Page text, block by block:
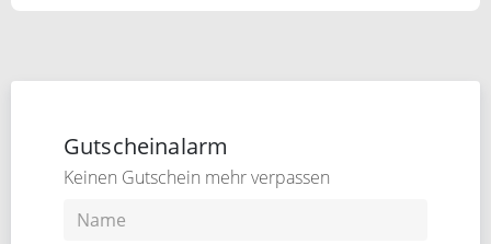
Gutscheinalarm
Keinen Gutschein mehr verpassen